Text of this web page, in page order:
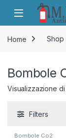
Skip to navigation
Skip to content
Open
Home Shop
Bombole
Visualizzazione di
Filters
Bombole Co2